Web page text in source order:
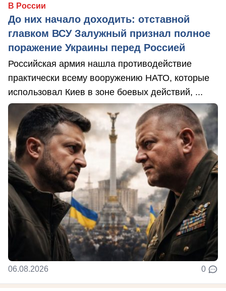
В России
До них начало доходить: отставной
главком ВСУ Залужный признал полное
поражение Украины перед Россией
Российская армия нашла противодействие
практически всему вооружению НАТО, которые
использовал Киев в зоне боевых действий, ...
06.08.2026 0